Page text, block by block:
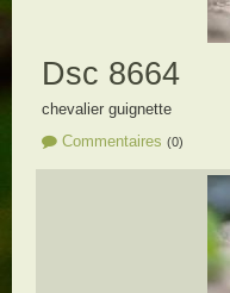
Dsc 8664
chevalier guignette
Commentaires (0)